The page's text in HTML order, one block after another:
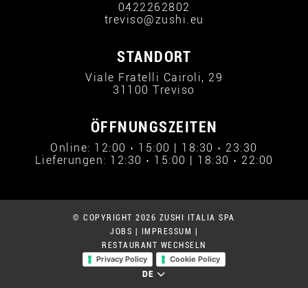
0422262802
treviso@zushi.eu
STANDORT
Viale Fratelli Cairoli, 29
31100 Treviso
ÖFFNUNGSZEITEN
Online: 12:00 › 15:00 | 18:30 › 23:30
Lieferungen: 12:30 › 15:00 | 18:30 › 22:00
© COPYRIGHT 2026 ZUSHI ITALIA SPA
JOBS
IMPRESSUM
RESTAURANT WECHSELN
Privacy Policy
Cookie Policy
DE